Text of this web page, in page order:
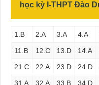
học kỳ I-THPT Đào
1.B 2.A 3.A 4.A
11.B 12.C 13.D 14.A
21.C 22.A 23.D 24.D
31.A 32.A 33.B 34.D